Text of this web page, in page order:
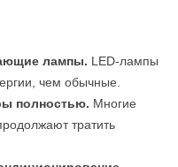
лампы. LED-лампы
чем обычные.
полностью. Многие
тратить